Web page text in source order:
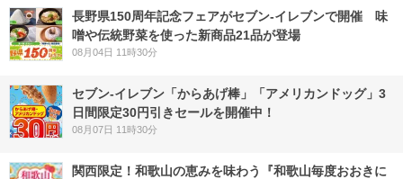
長野県150周年記念フェアがセブン-イレブンで開催 味
噌や伝統野菜を使った新商品21品が登場
08月04日 11時30分
セブン‐イレブン「からあげ棒」「アメリカンドッグ」3
日間限定30円引きセールを開催中！
08月07日 11時30分
関西限定！和歌山の恵みを味わう『和歌山毎度おおきに